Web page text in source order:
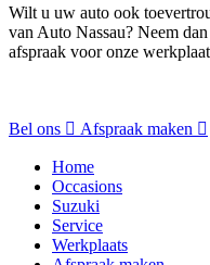
Wilt u uw auto ook
van Auto Nassau? Neem
afspraak voor onze
Bel ons Afspraak maken
Home
Occasions
Suzuki
Service
Werkplaats